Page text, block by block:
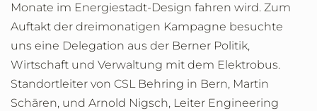
Monate im Energiestadt-Design fahren wird. Zum
Auftakt der dreimonatigen Kampagne besuchte
uns eine Delegation aus der Berner Politik,
Wirtschaft und Verwaltung mit dem Elektrobus.
Standortleiter von CSL Behring in Bern, Martin
Schären, und Arnold Nigsch, Leiter Engineering